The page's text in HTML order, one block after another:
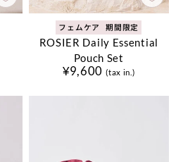
フェムケア 期間限定
ROSIER Daily Essential
Pouch Set
¥9,600 (tax in.)